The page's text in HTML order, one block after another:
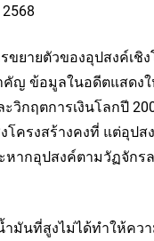
ยายตัวของอุปสงค์เชิ
ญ ข้อมูลในอดีตแสดง
กฤตการเงินโลกปี
ครงสร้างคงที่ แต่อุป
ากอุปสงค์ตามวัฏจักร
ำมันที่สูงไม่ได้ทำให้ค